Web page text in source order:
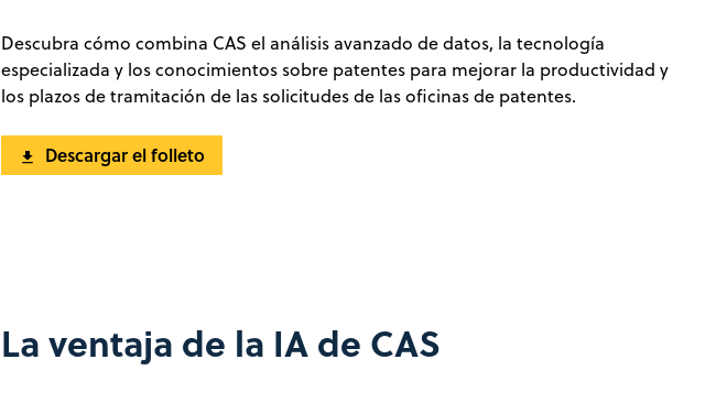
Descubra cómo combina CAS el análisis avanzado de datos, la tecnología
especializada y los conocimientos sobre patentes para mejorar la productividad y
los plazos de tramitación de las solicitudes de las oficinas de patentes.
Descargar el folleto
La ventaja de la IA de CAS